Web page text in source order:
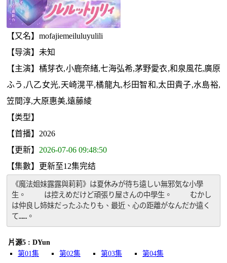
【又名】mofajiemeiluluyulili
【导演】未知
【主演】橘芽衣,小鹿奈緒,七海弘希,茅野愛衣,和泉風花,廣原
ふう,八乙女光,天崎滉平,橘龍丸,杉田智和,太田貴子,水島裕,
笠間淳,大原惠美,遠藤綾
【类型】
【首播】2026
【更新】 2026-07-06 09:48:50
【集數】更新至12集完结
《魔法姐妹露露與莉莉》は夏休みが待ち遠しい無邪気な小學
生。 　　は控えめだけど頑張り屋さんの中學生。 　　むかし
は仲良し姉妹だったふたりも、最近、心の距離がなんだか遠く
て……。
片源5 : DYun
第01集
第02集 第03集
第04集